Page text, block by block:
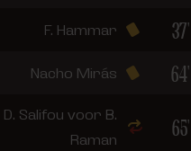
37'
F. Hammar
64'
Nacho Mirás
65'
D. Salifou voor B.
Raman